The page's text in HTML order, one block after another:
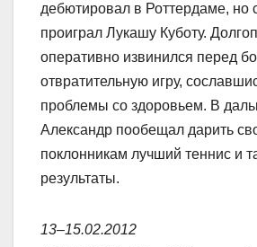
дебютировал в Роттердаме, но
проиграл Лукашу Куботу.
оперативно извинился перед
отвратительную игру,
проблемы со здоровьем. В
Александр пообещал дарить
поклонникам лучший теннис и
результаты.
13–15.02.2012